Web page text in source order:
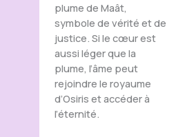
plume de Maât,
symbole de vérité et de
justice. Si le cœur est
aussi léger que la
plume, l’âme peut
rejoindre le royaume
d’Osiris et accéder à
l’éternité.